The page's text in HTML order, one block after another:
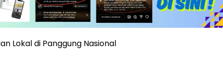
Lokal di Panggung Nasional